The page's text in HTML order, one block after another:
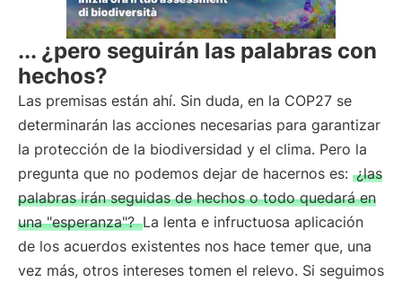
... ¿pero seguirán las palabras con
hechos?
Las premisas están ahí. Sin duda, en la COP27 se
determinarán las acciones necesarias para garantizar
la protección de la biodiversidad y el clima. Pero la
pregunta que no podemos dejar de hacernos es: ¿las
palabras irán seguidas de hechos o todo quedará en
una "esperanza"? La lenta e infructuosa aplicación
de los acuerdos existentes nos hace temer que, una
vez más, otros intereses tomen el relevo. Si seguimos